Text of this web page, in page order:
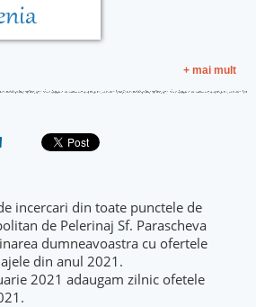
+ mai mult
incercari din toate punctele de
de Pelerinaj Sf. Parascheva
dumneavoastra cu ofertele
din anul 2021.
2021 adaugam zilnic ofetele